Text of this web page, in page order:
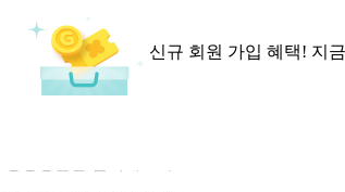
신규 회원 가입 혜택! 지